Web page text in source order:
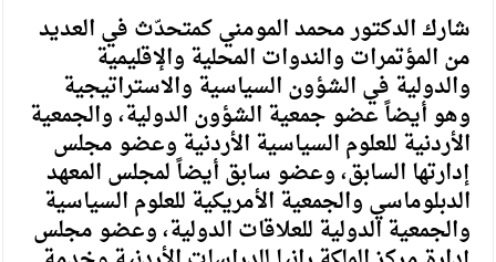
شارك الدكتور محمد المومني كمتحدّث في العديد
من المؤتمرات والندوات المحلية والإقليمية
والدولية في الشؤون السياسية والاستراتيجية
وهو أيضاً عضو جمعية الشؤون الدولية، والجمعية
الأردنية للعلوم السياسية الأردنية وعضو مجلس
إدارتها السابق، وعضو سابق أيضاً لمجلس المعهد
الدبلوماسي والجمعية الأمريكية للعلوم السياسية
والجمعية الدولية للعلاقات الدولية، وعضو مجلس